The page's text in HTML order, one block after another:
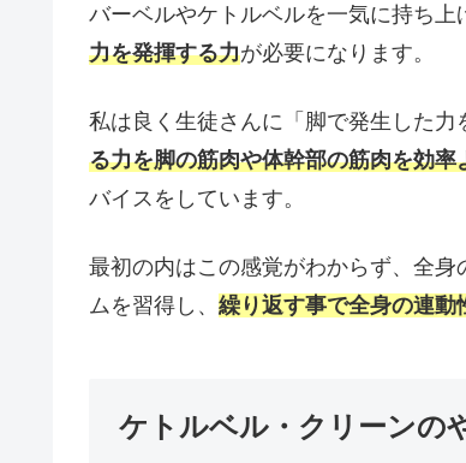
バーベルやケトルベルを一気に持ち上
力を発揮する力が必要になります。
私は良く生徒さんに「脚で発生した
る力を脚の筋肉や体幹部の筋肉を効
バイスをしています。
最初の内はこの感覚がわからず、全
ムを習得し、 繰り返す事で全身の連動
ケトルベル・クリーンの